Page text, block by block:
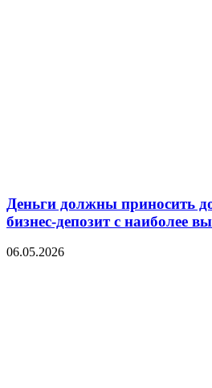
Деньги должны приносить
бизнес-депозит с наиболее
06.05.2026